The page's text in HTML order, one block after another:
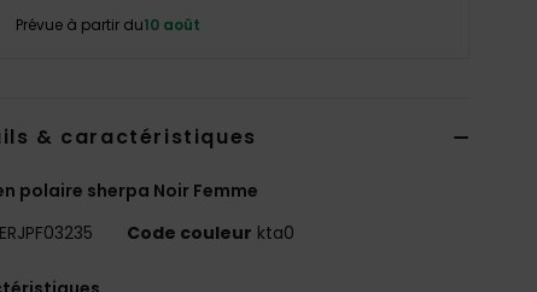
Prévue à partir du10 août
& caractéristiques
polaire sherpa Noir Femme
ERJPF03235 Code couleur kta0